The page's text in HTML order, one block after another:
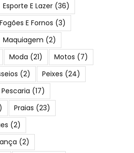
Esporte E Lazer (36)
Fogões E Fornos (3)
Maquiagem (2)
Moda (21) Motos (7)
(2) Peixes (24)
Pescaria (17)
Praias (23)
(2)
(2)